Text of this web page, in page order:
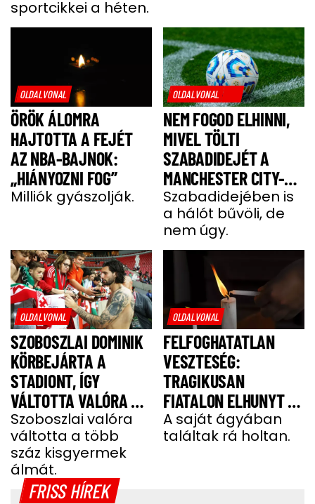
sportcikkei a héten.
OLDALVONAL
ÖRÖK ÁLOMRA
HAJTOTTA A FEJÉT
AZ NBA-BAJNOK:
„HIÁNYOZNI FOG”
Milliók gyászolják.
OLDALVONAL
NEM FOGOD ELHINNI,
MIVEL TÖLTI
SZABADIDEJÉT A
MANCHESTER CITY-
SZTÁRJA
Szabadidejében is
a hálót bűvöli, de
nem úgy.
OLDALVONAL
SZOBOSZLAI DOMINIK
KÖRBEJÁRTA A
STADIONT, ÍGY
VÁLTOTTA VALÓRA A
GYEREKEK ÁLMÁT
Szoboszlai valóra
váltotta a több
száz kisgyermek
álmát.
OLDALVONAL
FELFOGHATATLAN
VESZTESÉG:
TRAGIKUSAN
FIATALON ELHUNYT A
TEHETSÉGES FOCISTA
A saját ágyában
találtak rá holtan.
FRISS HÍREK